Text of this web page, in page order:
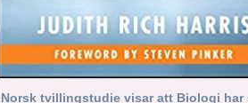
Norsk tvillingstudie visar att Biologi har